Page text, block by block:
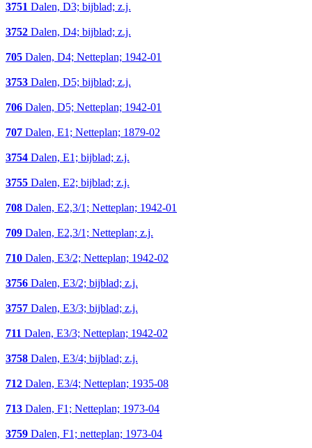
3751 Dalen, D3; bijblad; z.j.
3752 Dalen, D4; bijblad; z.j.
705 Dalen, D4; Netteplan; 1942-01
3753 Dalen, D5; bijblad; z.j.
706 Dalen, D5; Netteplan; 1942-01
707 Dalen, E1; Netteplan; 1879-02
3754 Dalen, E1; bijblad; z.j.
3755 Dalen, E2; bijblad; z.j.
708 Dalen, E2,3/1; Netteplan; 1942-01
709 Dalen, E2,3/1; Netteplan; z.j.
710 Dalen, E3/2; Netteplan; 1942-02
3756 Dalen, E3/2; bijblad; z.j.
3757 Dalen, E3/3; bijblad; z.j.
711 Dalen, E3/3; Netteplan; 1942-02
3758 Dalen, E3/4; bijblad; z.j.
712 Dalen, E3/4; Netteplan; 1935-08
713 Dalen, F1; Netteplan; 1973-04
3759 Dalen, F1; netteplan; 1973-04